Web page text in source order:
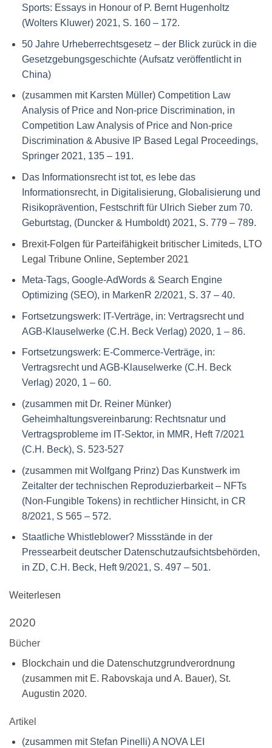
Sports: Essays in Honour of P. Bernt Hugenholtz
(Wolters Kluwer) 2021, S. 160 – 172.
50 Jahre Urheberrechtsgesetz – der Blick zurück in die
Gesetzgebungsgeschichte (Aufsatz veröffentlicht in
China)
(zusammen mit Karsten Müller) Competition Law
Analysis of Price and Non-price Discrimination, in
Competition Law Analysis of Price and Non-price
Discrimination & Abusive IP Based Legal Proceedings,
Springer 2021, 135 – 191.
Das Informationsrecht ist tot, es lebe das
Informationsrecht, in Digitalisierung, Globalisierung und
Risikoprävention, Festschrift für Ulrich Sieber zum 70.
Geburtstag, (Duncker & Humboldt) 2021, S. 779 – 789.
Brexit-Folgen für Parteifähigkeit britischer Limiteds, LTO
Legal Tribune Online, September 2021
Meta-Tags, Google-AdWords & Search Engine
Optimizing (SEO), in MarkenR 2/2021, S. 37 – 40.
Fortsetzungswerk: IT-Verträge, in: Vertragsrecht und
AGB-Klauselwerke (C.H. Beck Verlag) 2020, 1 – 86.
Fortsetzungswerk: E-Commerce-Verträge, in:
Vertragsrecht und AGB-Klauselwerke (C.H. Beck
Verlag) 2020, 1 – 60.
(zusammen mit Dr. Reiner Münker)
Geheimhaltungsvereinbarung: Rechtsnatur und
Vertragsprobleme im IT-Sektor, in MMR, Heft 7/2021
(C.H. Beck), S. 523-527
(zusammen mit Wolfgang Prinz) Das Kunstwerk im
Zeitalter der technischen Reproduzierbarkeit – NFTs
(Non-Fungible Tokens) in rechtlicher Hinsicht, in CR
8/2021, S 565 – 572.
Staatliche Whistleblower? Missstände in der
Pressearbeit deutscher Datenschutzaufsichtsbehörden,
in ZD, C.H. Beck, Heft 9/2021, S. 497 – 501.
Weiterlesen
2020
Bücher
Blockchain und die Datenschutzgrundverordnung
(zusammen mit E. Rabovskaja und A. Bauer), St.
Augustin 2020.
Artikel
(zusammen mit Stefan Pinelli) A NOVA LEI